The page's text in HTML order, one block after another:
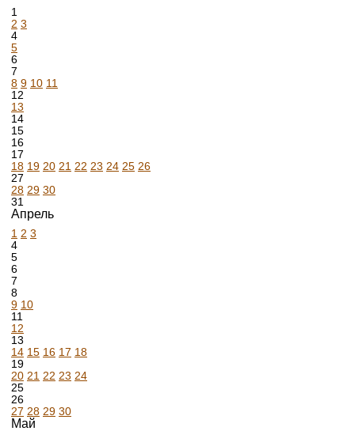
1
2 3
4
5
6
7
8 9 10 11
12
13
14
15
16
17
18 19 20 21 22 23 24 25 26
27
28 29 30
31
Апрель
1 2 3
4
5
6
7
8
9 10
11
12
13
14 15 16 17 18
19
20 21 22 23 24
25
26
27 28 29 30
Май